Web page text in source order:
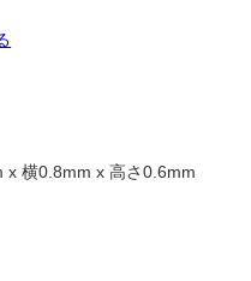
横0.8mm x 高さ0.6mm